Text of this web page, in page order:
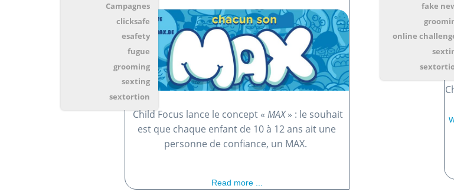
Campagnes
clicksafe
esafety
fugue
grooming
sexting
sextortion
Child Focus lance le concept «MAX» : le souhait
est que chaque enfant de 10 à 12 ans ait une
personne de confiance, un MAX.
Read more ...
fake
online